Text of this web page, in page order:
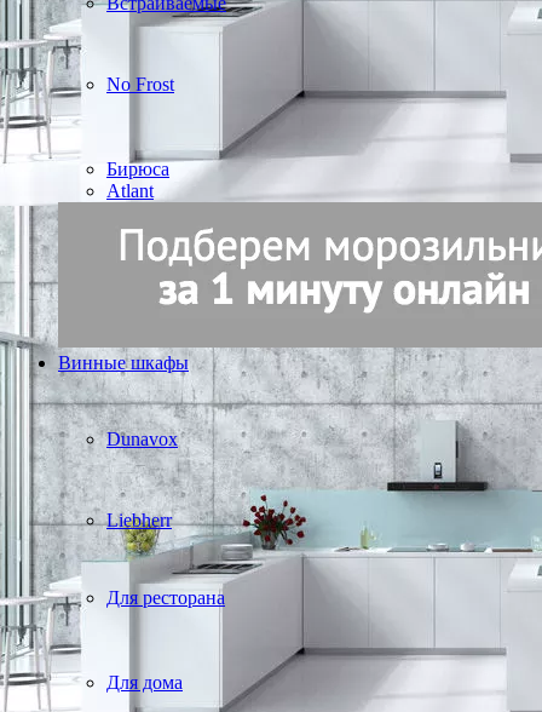
No Frost
Бирюса
Atlant
Винные шкафы
Dunavox
Liebherr
Для ресторана
Для дома